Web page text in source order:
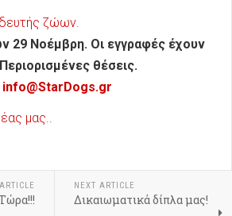
ζώων.
29 Νοέμβρη. Οι εγγραφές έχουν
θέσεις.
info@StarDogs.gr
μας..
NEXT ARTICLE
Δικαιωματικά δίπλα μας!